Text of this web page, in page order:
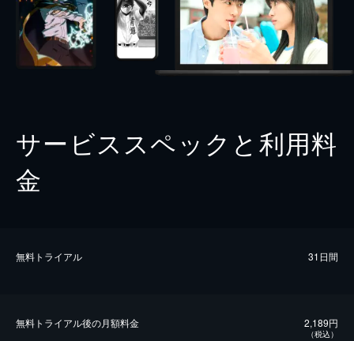
サービススペックと利用料
金
無料トライアル 31日間
無料トライアル後の⽉額料金 2,189円
（税込）